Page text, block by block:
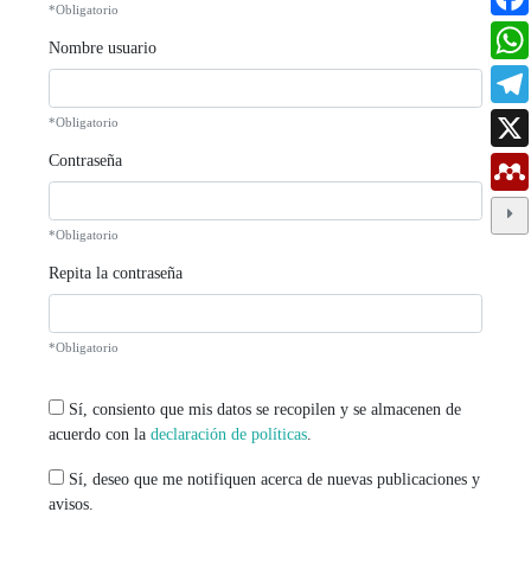
*Obligatorio
Nombre usuario
*Obligatorio
Contraseña
*Obligatorio
Repita la contraseña
*Obligatorio
acuerdo con ladeclaración de políticas
avisos.